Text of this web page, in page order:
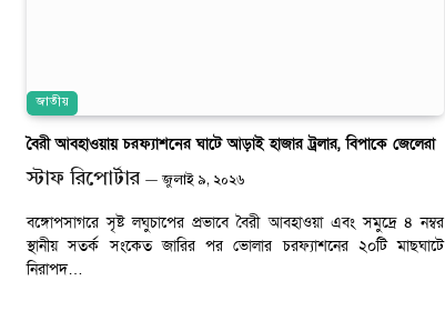
জাতীয়
বৈরী আবহাওয়ায় চরফ্যাশনের ঘাটে আড়াই হাজার ট্রলার, বিপাকে জেলেরা
স্টাফ রিপোর্টার জুলাই ৯, ২০২৬
বঙ্গোপসাগরে সৃষ্ট লঘুচাপের প্রভাবে বৈরী আবহাওয়া এবং সমুদ্রে ৪ নম্বর
স্থানীয় সতর্ক সংকেত জারির পর ভোলার চরফ্যাশনের ২০টি মাছঘাটে
নিরাপদ…